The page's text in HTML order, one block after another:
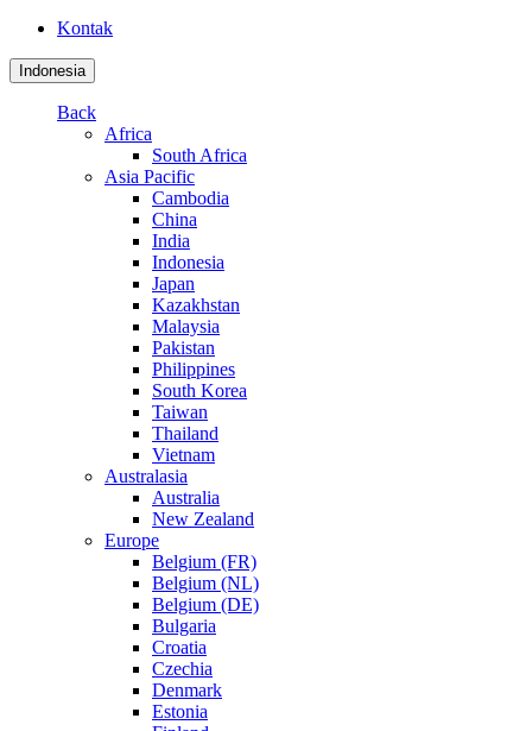
Kontak
Indonesia
Back
Africa
South Africa
Asia Pacific
Cambodia
China
India
Indonesia
Japan
Kazakhstan
Malaysia
Pakistan
Philippines
South Korea
Taiwan
Thailand
Vietnam
Australasia
Australia
New Zealand
Europe
Belgium (FR)
Belgium (NL)
Belgium (DE)
Bulgaria
Croatia
Czechia
Denmark
Estonia